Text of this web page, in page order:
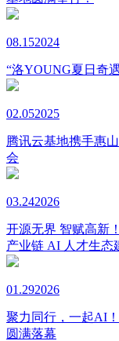
08.152024
“洛YOUNG夏日奇
02.052025
腾讯云基地携手惠
会
03.242026
开源无界 智赋高新
产业链 AI 人才生态
01.292026
聚力同行，一起AI
圆满落幕